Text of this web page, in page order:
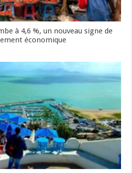
à 4,6 %, un nouveau signe de
économique